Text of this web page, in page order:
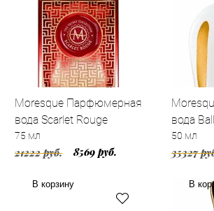
Moresque Парфюмерная
вода Scarlet Rouge
75 мл
21222 руб. 8569 руб.
В корзину
вода
50 мл
35327
В